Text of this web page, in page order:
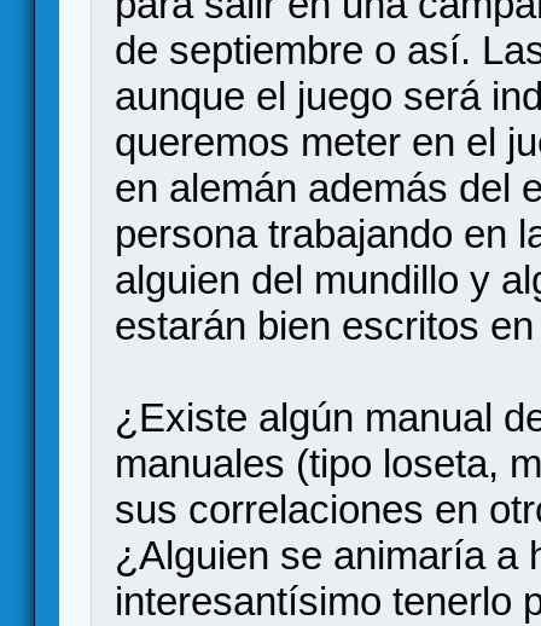
de septiembre o así.
aunque el juego será
queremos meter en el
en alemán además del
persona trabajando en
alguien del mundillo y
estarán bien escritos
¿Existe algún manual
manuales (tipo loseta,
sus correlaciones en
¿Alguien se animaría a
interesantísimo tenerlo